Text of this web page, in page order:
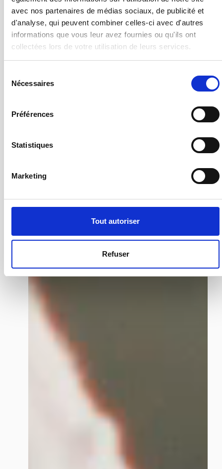
avec nos partenaires de médias sociaux, de publicité et
d'analyse, qui peuvent combiner celles-ci avec d'autres
informations que vous leur avez fournies ou qu'ils ont
collectées lors de votre utilisation de leurs services.
Nécessaires
Préférences
Statistiques
Marketing
Tout autoriser
Refuser